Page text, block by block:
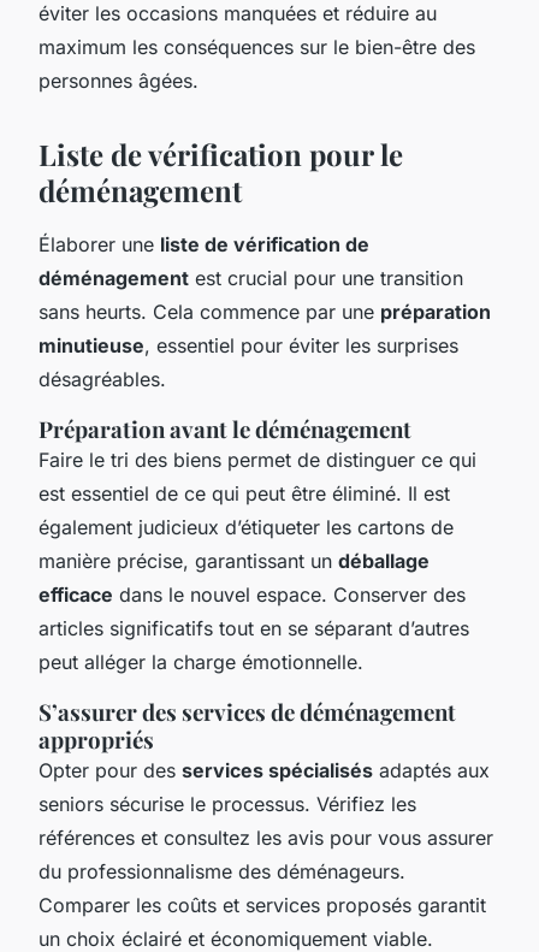
éviter les occasions manquées et réduire au
maximum les conséquences sur le bien-être des
personnes âgées.
Liste de vérification pour le
déménagement
Élaborer une liste de vérification de
déménagement est crucial pour une transition
sans heurts. Cela commence par une préparation
minutieuse, essentiel pour éviter les surprises
désagréables.
Préparation avant le déménagement
Faire le tri des biens permet de distinguer ce qui
est essentiel de ce qui peut être éliminé. Il est
également judicieux d’étiqueter les cartons de
manière précise, garantissant un déballage
efficace dans le nouvel espace. Conserver des
articles significatifs tout en se séparant d’autres
peut alléger la charge émotionnelle.
S’assurer des services de déménagement
appropriés
Opter pour des services spécialisés adaptés aux
seniors sécurise le processus. Vérifiez les
références et consultez les avis pour vous assurer
du professionnalisme des déménageurs.
Comparer les coûts et services proposés garantit
un choix éclairé et économiquement viable.